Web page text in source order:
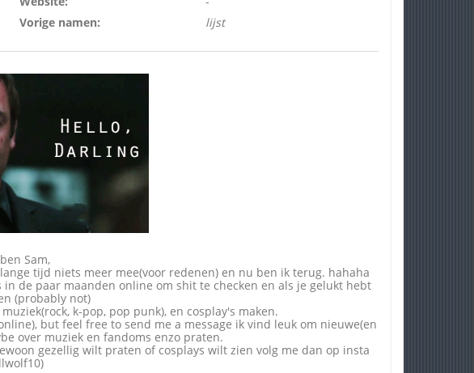
Vorige namen:
lijst
Sam,
tijd niets meer mee(voor redenen) en nu ben ik terug. hahaha
de paar maanden online om shit te checken en als je gelukt hebt
(probably not)
k-pop, pop punk), en cosplay's maken.
but feel free to send me a message ik vind leuk om nieuwe(en
over muziek en fandoms enzo praten.
gezellig wilt praten of cosplays wilt zien volg me dan op insta